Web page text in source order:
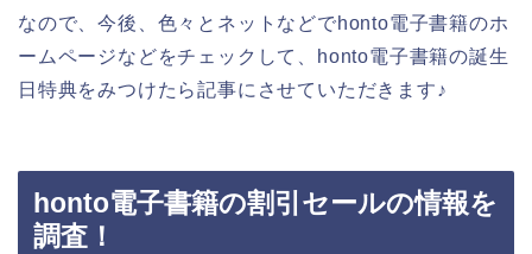
なので、今後、色々とネットなどでhonto電子書籍のホ
ームページなどをチェックして、honto電子書籍の誕生
日特典をみつけたら記事にさせていただきます♪
honto電子書籍の割引セールの情報を
調査！